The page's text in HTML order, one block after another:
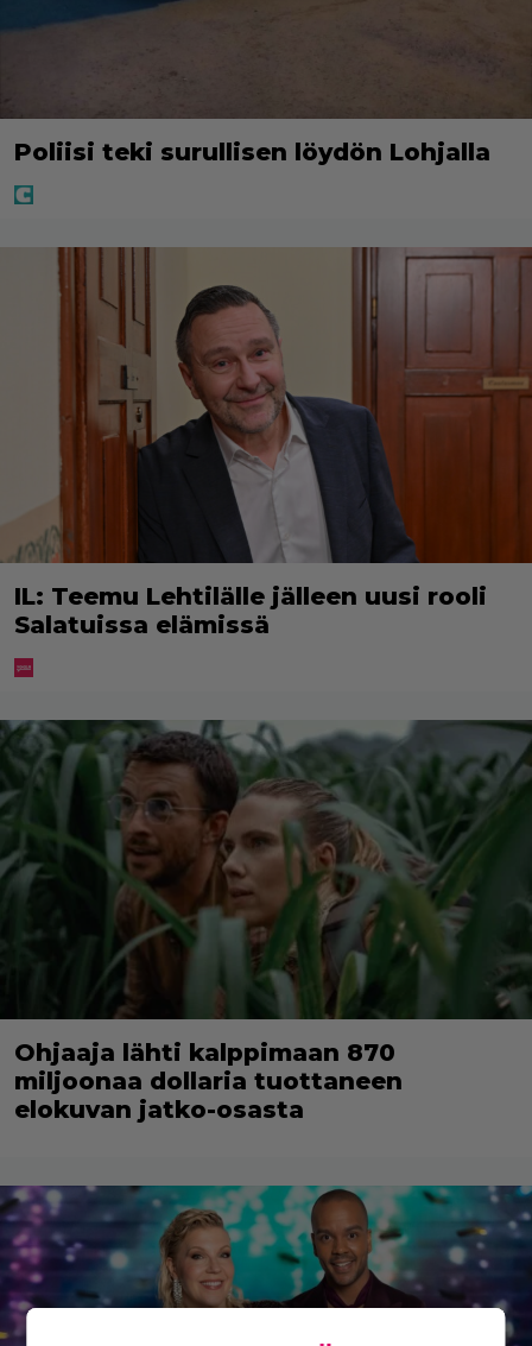
Poliisi teki surullisen löydön Lohjalla
IL: Teemu Lehtilälle jälleen uusi rooli
Salatuissa elämissä
Ohjaaja lähti kalppimaan 870
miljoonaa dollaria tuottaneen
elokuvan jatko-osasta